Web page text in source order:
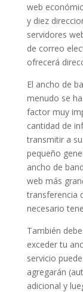
web
y diez
servidores
de correo
ofrecerá
El ancho de
menudo se
factor muy
cantidad de
transmitir a
pequeño
ancho de
web más
transferencia
necesario
También
exceder tu
servicio
agregarán
adicional y